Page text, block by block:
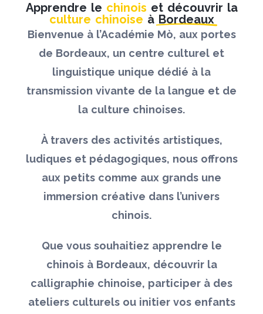
Apprendre le chinois et découvrir la
culture chinoise à Bordeaux
Bienvenue à l’Académie Mò, aux portes
de Bordeaux, un centre culturel et
linguistique unique dédié à la
transmission vivante de la langue et de
la culture chinoises.
À travers des activités artistiques,
ludiques et pédagogiques, nous offrons
aux petits comme aux grands une
immersion créative dans l’univers
chinois.
Que vous souhaitiez apprendre le
chinois à Bordeaux, découvrir la
calligraphie chinoise, participer à des
ateliers culturels ou initier vos enfants